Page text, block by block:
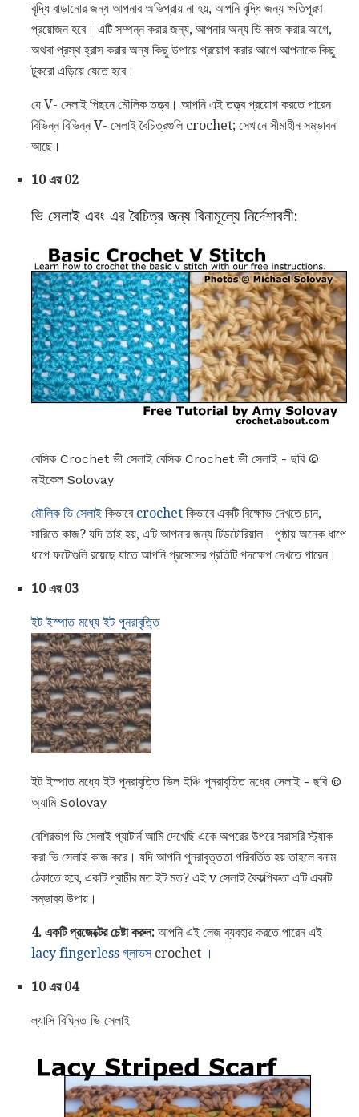
বৃদ্ধি বাড়ানোর জন্য আপনার অভিপ্রায় না হয়, আপনি বৃদ্ধি জন্য ক্ষতিপূরণ
প্রয়োজন হবে। এটি সম্পন্ন করার জন্য, আপনার অন্য ভি কাজ করার আগে,
অথবা প্রস্থ হ্রাস করার অন্য কিছু উপায়ে প্রয়োগ করার আগে আপনাকে কিছু
টুকরো এড়িয়ে যেতে হবে।
যে V- সেলাই পিছনে মৌলিক তত্ত্ব। আপনি এই তত্ত্ব প্রয়োগ করতে পারেন
বিভিন্ন বিভিন্ন V- সেলাই বৈচিত্রগুলি crochet; সেখানে সীমাহীন সম্ভাবনা
আছে।
10 এর 02
ভি সেলাই এবং এর বৈচিত্র জন্য বিনামূল্যে নির্দেশাবলী:
বেসিক Crochet ভী সেলাই বেসিক Crochet ভী সেলাই - ছবি ©
মাইকেল Solovay
মৌলিক ভি সেলাই কিভাবে crochet কিভাবে একটি বিক্ষোভ দেখতে চান,
সারিতে কাজ? যদি তাই হয়, এটি আপনার জন্য টিউটোরিয়াল। পৃষ্ঠায় অনেক ধাপে
ধাপে ফটোগুলি রয়েছে যাতে আপনি প্রসেসের প্রতিটি পদক্ষেপ দেখতে পারেন।
10 এর 03
ইট ইস্পাত মধ্যে ইট পুনরাবৃত্তি
ইট ইস্পাত মধ্যে ইট পুনরাবৃত্তি ভিল ইঞ্চি পুনরাবৃত্তি মধ্যে সেলাই - ছবি ©
অ্যামি Solovay
বেশিরভাগ ভি সেলাই প্যাটার্ন আমি দেখেছি একে অপরের উপরে সরাসরি স্ট্যাক
করা ভি সেলাই কাজ করে। যদি আপনি পুনরাবৃত্ততা পরিবর্তিত হয় তাহলে বনাম
ঠেকাতে হবে, একটি প্রাচীর মত ইট মত? এই v সেলাই বৈকল্পিকতা এটি একটি
সম্ভাব্য উপায়।
4. একটি প্রজেক্টের চেষ্টা করুন: আপনি এই লেজ ব্যবহার করতে পারেন এই
lacy fingerless গ্লাভসcrochet ।
10 এর 04
ল্যাসি বিঘ্নিত ভি সেলাই